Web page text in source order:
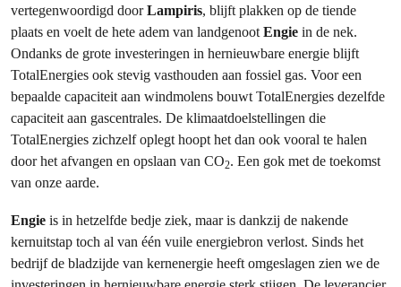
vertegenwoordigd doorLampiris, blijft plakken op de tiende
plaats en voelt de hete adem van landgenootEngie in de nek.
Ondanks de grote investeringen in hernieuwbare energie blijft
TotalEnergies ook stevig vasthouden aan fossiel gas. Voor een
bepaalde capaciteit aan windmolens bouwt TotalEnergies dezelfde
capaciteit aan gascentrales. De klimaatdoelstellingen die
TotalEnergies zichzelf oplegt hoopt het dan ook vooral te halen
door het afvangen en opslaan van CO2. Een gok met de toekomst
van onze aarde.
Engie is in hetzelfde bedje ziek, maar is dankzij de nakende
kernuitstap toch al van één vuile energiebron verlost. Sinds het
bedrijf de bladzijde van kernenergie heeft omgeslagen zien we de